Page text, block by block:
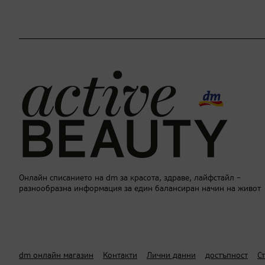
Онлайн списанието на dm за красота, здраве, лайфстайл –
разнообразна информация за един балансиран начин на живот
dm онлайн магазин Контакти Лични данни достъпност